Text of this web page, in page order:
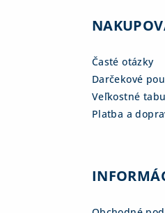
Časté otázky
Darčekové
Veľkostné
Platba a